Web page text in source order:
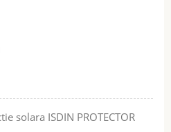
solara ISDIN PROTECTOR